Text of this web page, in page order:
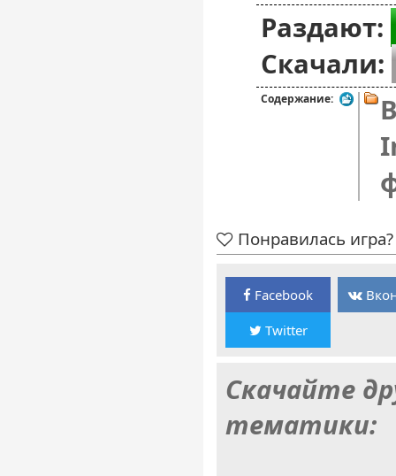
Раздают:
Скачали:
Содержание:
Понравилась
Facebook
Twitter
Скачайте
тематики: